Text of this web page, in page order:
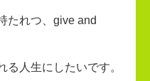
たれつ、give and
人生にしたいです。